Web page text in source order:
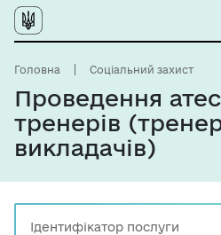
Головна Соціальний захист
Проведення
тренерів
викладачів)
Ідентифікатор послуги